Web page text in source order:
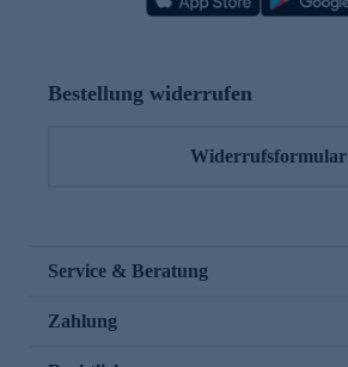
Bestellung widerrufen
Widerrufsformular
Service & Beratung
Zahlung